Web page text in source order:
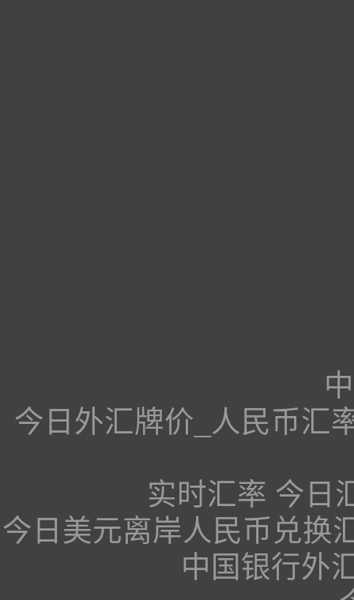
今日外汇牌价_人民币汇
实时汇率 今日
今日美元离岸人民币兑换
中国银行外